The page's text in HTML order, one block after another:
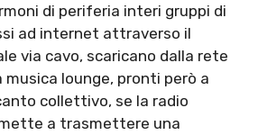
di periferia interi gruppi di
ad internet attraverso il
via cavo, scaricano dalla rete
lounge, pronti però a
collettivo, se la radio
mette a trasmettere una